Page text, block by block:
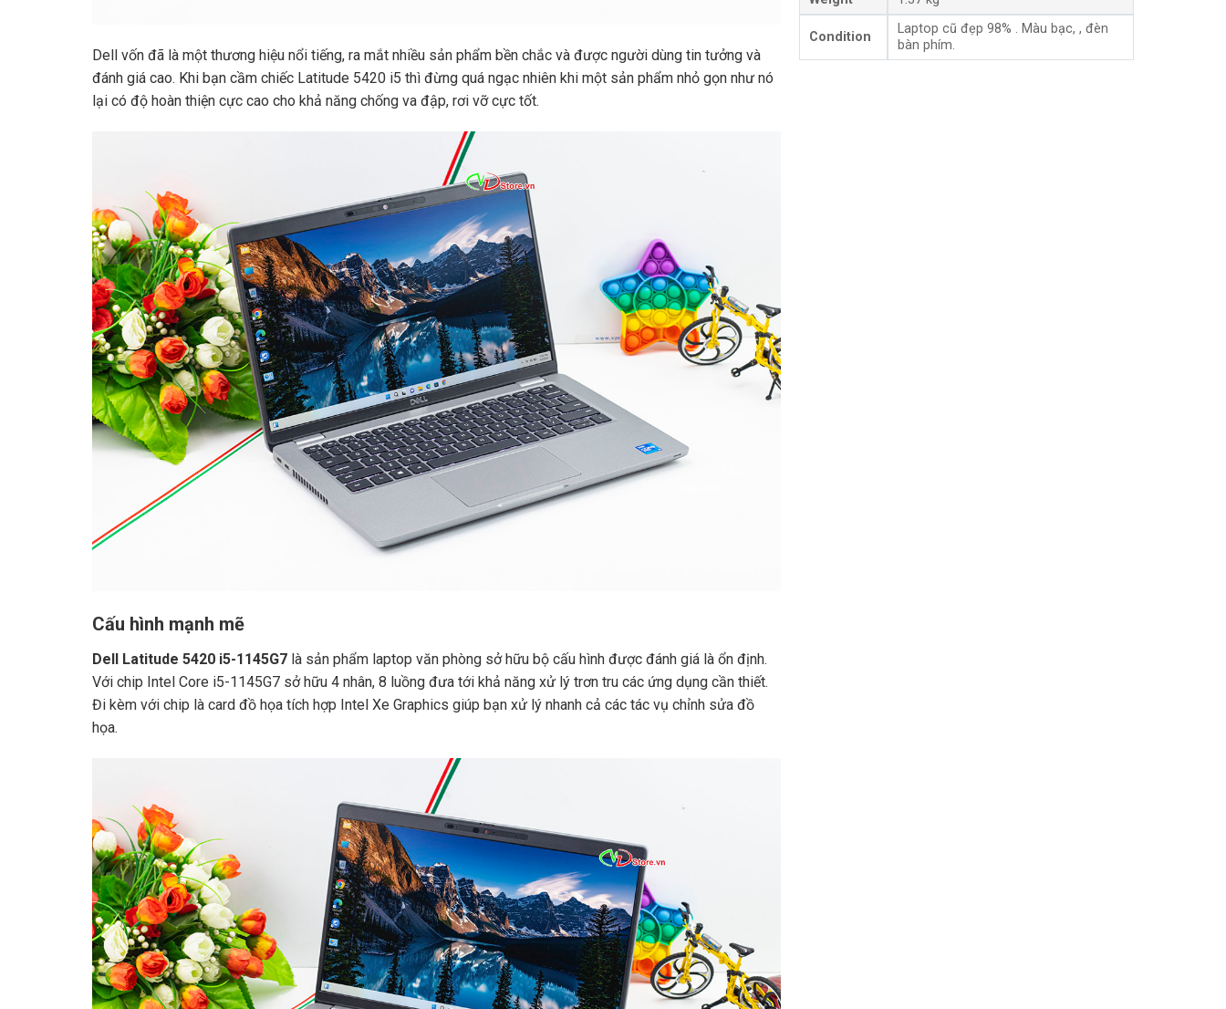
Dell vốn đã là một thương hiệu nổi tiếng, ra mắt nhiều sản phẩm bền chắc và được người dùng tin tưởng và
đánh giá cao. Khi bạn cầm chiếc Latitude 5420 i5 thì đừng quá ngạc nhiên khi một sản phẩm nhỏ gọn như nó
lại có độ hoàn thiện cực cao cho khả năng chống va đập, rơi vỡ cực tốt.
Cấu hình mạnh mẽ
Dell Latitude 5420 i5-1145G7là sản phẩm laptop văn phòng sở hữu bộ cấu hình được đánh giá là ổn định.
Với chip Intel Core i5-1145G7 sở hữu 4 nhân, 8 luồng đưa tới khả năng xử lý trơn tru các ứng dụng cần thiết.
Đi kèm với chip là card đồ họa tích hợp Intel Xe Graphics giúp bạn xử lý nhanh cả các tác vụ chỉnh sửa đồ
họa.
Condition
Laptop cũ đẹp 98% . Màu bạc, , đèn
bàn phím.